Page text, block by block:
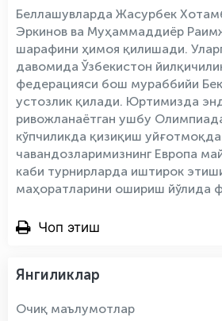
Беллашувларда Жасурбек
Эркинов ва Муҳаммаддиёр
шарафини ҳимоя қилишади.
давомида Ўзбекистон
федерацияси бош мураббийи
устозлик қилади. Юртимизда
ривожланаётган ушбу
кўпчиликда қизиқиш
чавандозларимизнинг Европа
каби турнирларда иштирок
маҳоратларини ошириш йўлида
Чоп этиш
Янгиликлар
Очиқ маълумотлар